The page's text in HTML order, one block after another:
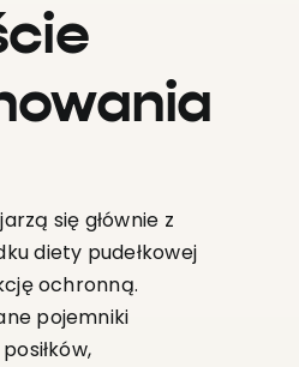
się głównie z
diety pudełkowej
ochronną.
pojemniki